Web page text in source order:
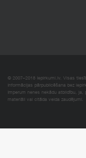
© 2007–2018 Iepirkumi.lv. Visas
Informācijas pārpublicēšana bez
Imperum nenes nekādu atbildību,
materiāli vai citāda veida zaudējumi.